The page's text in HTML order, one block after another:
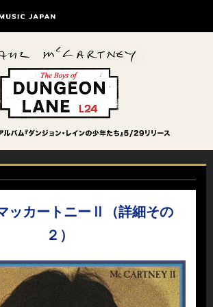
ッカートニーⅡ（詳細その
２）